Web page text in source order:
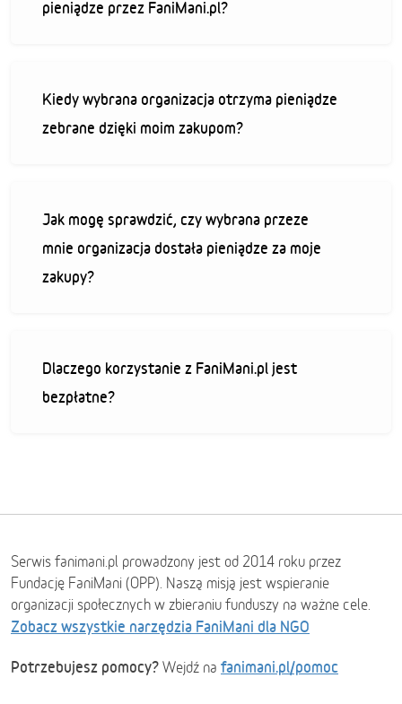
pieniądze przez FaniMani.pl?
Kiedy wybrana organizacja otrzyma pieniądze
zebrane dzięki moim zakupom?
Jak mogę sprawdzić, czy wybrana przeze
mnie organizacja dostała pieniądze za moje
zakupy?
Dlaczego korzystanie z FaniMani.pl jest
bezpłatne?
Serwis fanimani.pl prowadzony jest od 2014 roku przez
Fundację FaniMani (OPP). Naszą misją jest wspieranie
organizacji społecznych w zbieraniu funduszy na ważne cele.
Zobacz wszystkie narzędzia FaniMani dla NGO
Potrzebujesz pomocy? Wejdź na fanimani.pl/pomoc